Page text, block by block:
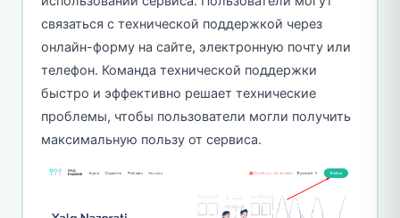
связаться с технической поддержкой через
онлайн-форму на сайте, электронную почту или
телефон. Команда технической поддержки
быстро и эффективно решает технические
проблемы, чтобы пользователи могли получить
максимальную пользу от сервиса.